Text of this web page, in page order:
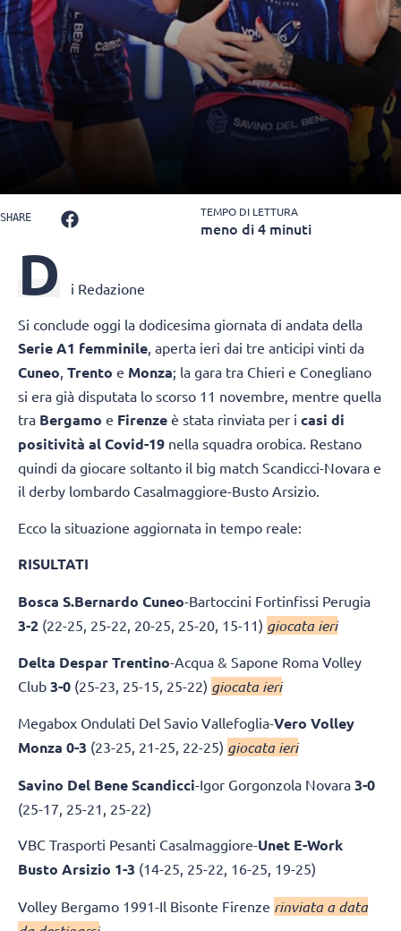
SHARE TEMPO DI LETTURA
meno di 4 minuti
D i Redazione
Si conclude oggi la dodicesima giornata di andata della
Serie A1 femminile, aperta ieri dai tre anticipi vinti da
Cuneo, Trento e Monza; la gara tra Chieri e Conegliano
si era già disputata lo scorso 11 novembre, mentre quella
tra Bergamo e Firenze è stata rinviata per i casi di
positività al Covid-19 nella squadra orobica. Restano
quindi da giocare soltanto il big match Scandicci-Novara e
il derby lombardo Casalmaggiore-Busto Arsizio.
Ecco la situazione aggiornata in tempo reale:
RISULTATI
Bosca S.Bernardo Cuneo-Bartoccini Fortinfissi Perugia
3-2 (22-25, 25-22, 20-25, 25-20, 15-11) giocata ieri
Delta Despar Trentino-Acqua & Sapone Roma Volley
Club 3-0 (25-23, 25-15, 25-22) giocata ieri
Megabox Ondulati Del Savio Vallefoglia-Vero Volley
Monza 0-3 (23-25, 21-25, 22-25) giocata ieri
Savino Del Bene Scandicci-Igor Gorgonzola Novara 3-0
(25-17, 25-21, 25-22)
VBC Trasporti Pesanti Casalmaggiore-Unet E-Work
Busto Arsizio 1-3 (14-25, 25-22, 16-25, 19-25)
Volley Bergamo 1991-Il Bisonte Firenze rinviata a data